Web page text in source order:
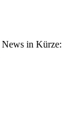
News in Kürze: